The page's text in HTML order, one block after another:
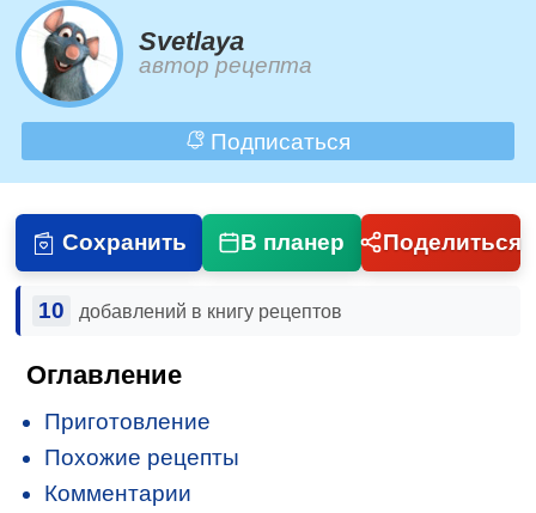
Svetlaya
автор рецепта
Подписаться
Сохранить В планер Поделиться
10 добавлений в книгу рецептов
Оглавление
Приготовление
Похожие рецепты
Комментарии